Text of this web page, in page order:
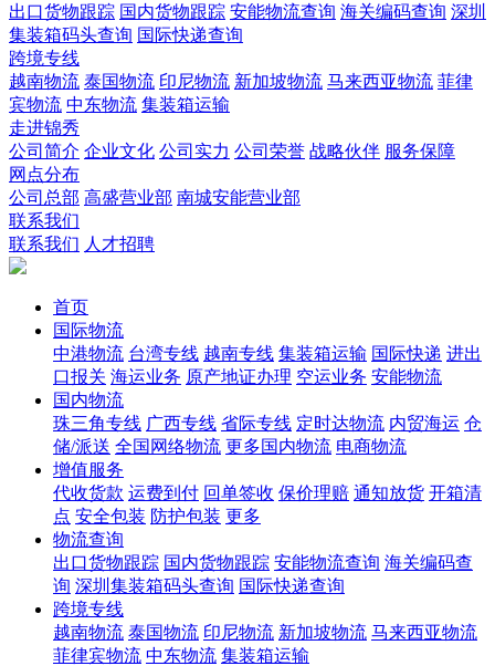
出口货物跟踪 国内货物跟踪 安能物流查询 海关编码查询 深圳
集装箱码头查询 国际快递查询
跨境专线
越南物流 泰国物流 印尼物流 新加坡物流 马来西亚物流 菲律
宾物流 中东物流 集装箱运输
走进锦秀
公司简介 企业文化 公司实力 公司荣誉 战略伙伴 服务保障
网点分布
公司总部 高盛营业部 南城安能营业部
联系我们
联系我们 人才招聘
首页
国际物流
中港物流 台湾专线 越南专线 集装箱运输 国际快递 进出
口报关 海运业务 原产地证办理 空运业务 安能物流
国内物流
珠三角专线 广西专线 省际专线 定时达物流 内贸海运 仓
储/派送 全国网络物流 更多国内物流 电商物流
增值服务
代收货款 运费到付 回单签收 保价理赔 通知放货 开箱清
点 安全包装 防护包装 更多
物流查询
出口货物跟踪 国内货物跟踪 安能物流查询 海关编码查
询 深圳集装箱码头查询 国际快递查询
跨境专线
越南物流 泰国物流 印尼物流 新加坡物流 马来西亚物流
菲律宾物流 中东物流 集装箱运输